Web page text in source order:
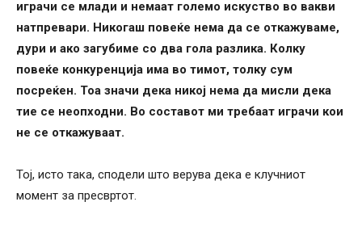
играчи се млади и немаат големо искуство во вакви
натпревари. Никогаш повеќе нема да се откажуваме,
дури и ако загубиме со два гола разлика. Колку
повеќе конкуренција има во тимот, толку сум
посреќен. Тоа значи дека никој нема да мисли дека
тие се неопходни. Во составот ми требаат играчи кои
не се откажуваат.
Тој, исто така, сподели што верува дека е клучниот
момент за пресвртот.